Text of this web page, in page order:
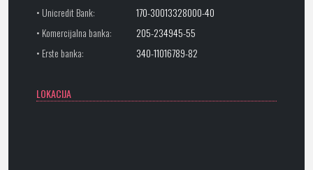
• Unicredit Bank:
170-30013328000-40
• Komercijalna banka:
205-234945-55
• Erste banka:
340-11016789-82
LOKACIJA